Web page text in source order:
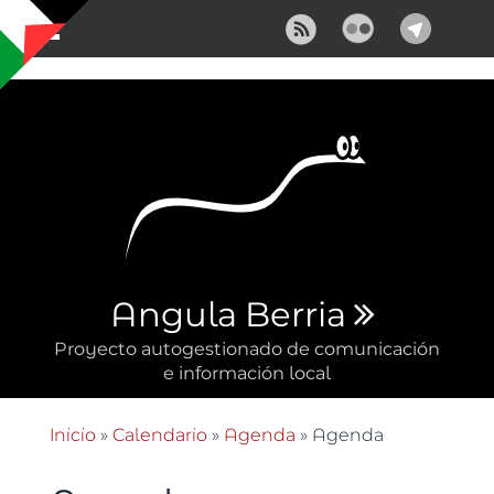
Pasar al contenido principal
Angula Berria
Proyecto autogestionado de comunicación
e información local
Se encuentra usted aquí
Inicio»Calendario» Agenda » Agenda